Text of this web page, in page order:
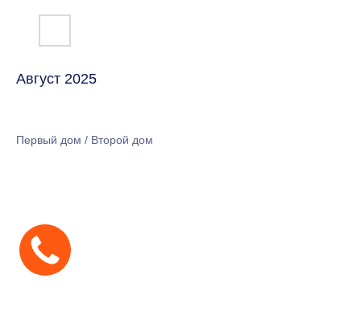
Август 2025
Первый дом / Второй дом